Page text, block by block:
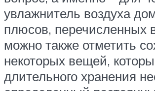
увлажнитель воздуха
плюсов, перечисленных
можно также отметить
некоторых вещей,
длительного хранения